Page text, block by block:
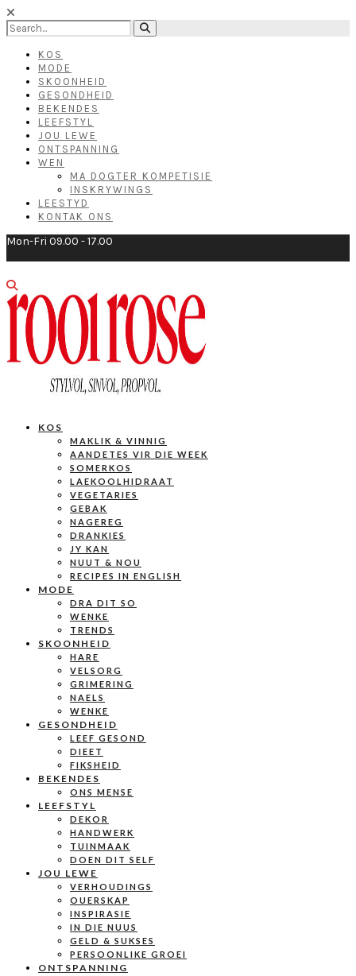
KOS
MODE
SKOONHEID
GESONDHEID
BEKENDES
LEEFSTYL
JOU LEWE
ONTSPANNING
WEN
MA DOGTER KOMPETISIE
INSKRYWINGS
LEESTYD
KONTAK ONS
Mon-Fri 09.00 - 17.00
KOS
MAKLIK & VINNIG
AANDETES VIR DIE WEEK
SOMERKOS
LAEKOOLHIDRAAT
VEGETARIES
GEBAK
NAGEREG
DRANKIES
JY KAN
NUUT & NOU
RECIPES IN ENGLISH
MODE
DRA DIT SO
WENKE
TRENDS
SKOONHEID
HARE
VELSORG
GRIMERING
NAELS
WENKE
GESONDHEID
LEEF GESOND
DIEET
FIKSHEID
BEKENDES
ONS MENSE
LEEFSTYL
DEKOR
HANDWERK
TUINMAAK
DOEN DIT SELF
JOU LEWE
VERHOUDINGS
OUERSKAP
INSPIRASIE
IN DIE NUUS
GELD & SUKSES
PERSOONLIKE GROEI
ONTSPANNING